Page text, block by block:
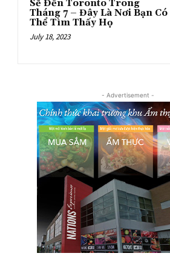
Sẽ Đến Toronto Trong
Tháng 7 – Đây Là Nơi Bạn Có
Thể Tìm Thấy Họ
July 18, 2023
- Advertisement -